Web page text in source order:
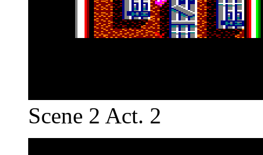
Scene 2 Act. 2